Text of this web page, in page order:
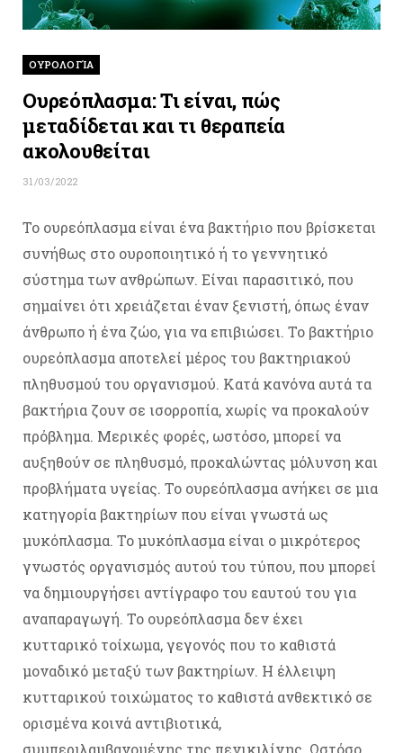
ΟΥΡΟΛΟΓΊΑ
Ουρεόπλασμα: Τι είναι, πώς
μεταδίδεται και τι θεραπεία
ακολουθείται
31/03/2022
Το ουρεόπλασμα είναι ένα βακτήριο που βρίσκεται
συνήθως στο ουροποιητικό ή το γεννητικό
σύστημα των ανθρώπων. Είναι παρασιτικό, που
σημαίνει ότι χρειάζεται έναν ξενιστή, όπως έναν
άνθρωπο ή ένα ζώο, για να επιβιώσει. Το βακτήριο
ουρεόπλασμα αποτελεί μέρος του βακτηριακού
πληθυσμού του οργανισμού. Κατά κανόνα αυτά τα
βακτήρια ζουν σε ισορροπία, χωρίς να προκαλούν
πρόβλημα. Μερικές φορές, ωστόσο, μπορεί να
αυξηθούν σε πληθυσμό, προκαλώντας μόλυνση και
προβλήματα υγείας. Το ουρεόπλασμα ανήκει σε μια
κατηγορία βακτηρίων που είναι γνωστά ως
μυκόπλασμα. Το μυκόπλασμα είναι ο μικρότερος
γνωστός οργανισμός αυτού του τύπου, που μπορεί
να δημιουργήσει αντίγραφο του εαυτού του για
αναπαραγωγή. Το ουρεόπλασμα δεν έχει
κυτταρικό τοίχωμα, γεγονός που το καθιστά
μοναδικό μεταξύ των βακτηρίων. Η έλλειψη
κυτταρικού τοιχώματος το καθιστά ανθεκτικό σε
ορισμένα κοινά αντιβιοτικά,